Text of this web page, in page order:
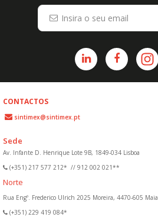
CONTACTOS
sintimex@sintimex.pt
Sede
Av. Infante D. Henrique Lote 9B, 1849-034 Lisboa
(+351) 217 577 212* // 912 002 021**
Norte
Rua Engº. Frederico Ulrich 2025 Moreira, 4470-605 Maia
(+351) 229 419 084*